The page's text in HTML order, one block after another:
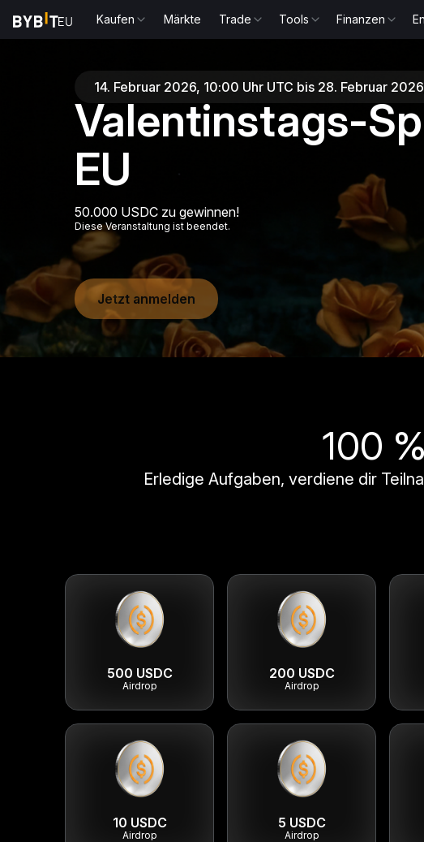
Kaufen Märkte Trade Tools Finanzen
14. Februar 2026, 10:00 Uhr UTC bis 28. Februar
Valentinstags-
EU
50.000 USDC zu gewinnen!
Diese Veranstaltung ist beendet.
Jetzt anmelden
100
Erledige Aufgaben, verdiene dir
5 USDC
Airdrop
10 USDC
Airdrop
200 USDC
Airdrop
500 USDC
Airdrop